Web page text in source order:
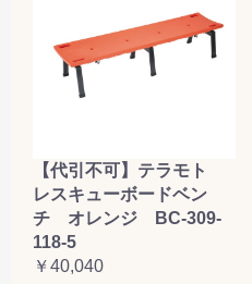
【代引不可】テラモト
レスキューボードベン
チ オレンジ BC-309-
118-5
￥40,040